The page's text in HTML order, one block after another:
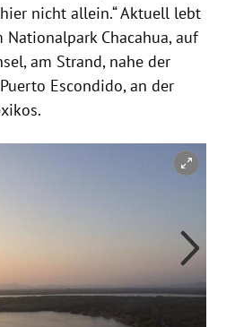
nicht allein.“ Aktuell lebt
Nationalpark Chacahua, auf
am Strand, nahe der
Escondido, an der
.